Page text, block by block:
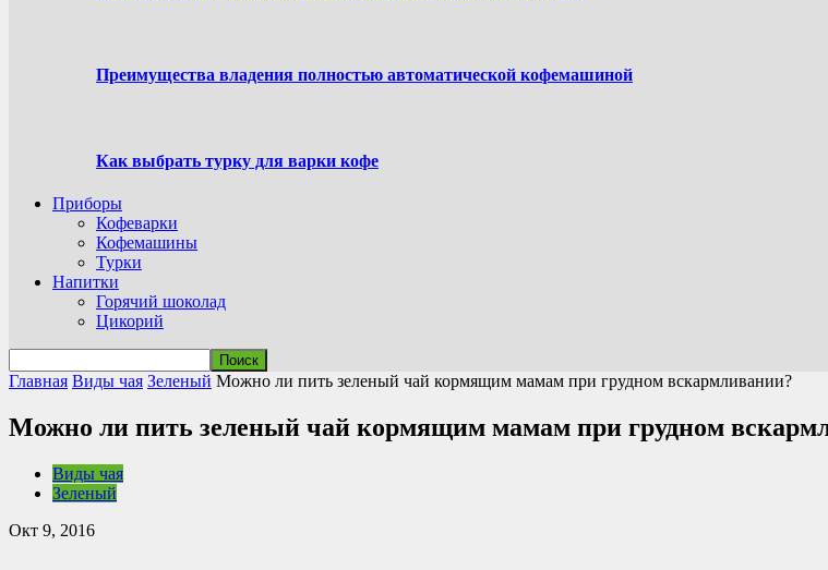
Преимущества владения полностью автоматической кофемашиной
Как выбрать турку для варки кофе
Приборы
Кофеварки
Кофемашины
Турки
Напитки
Горячий шоколад
Цикорий
Главная Виды чая Зеленый Можно ли пить зеленый чай кормящим мамам при грудном вскармливании?
Можно ли пить зеленый чай кормящим мамам при грудном
Виды чая
Зеленый
Окт 9, 2016